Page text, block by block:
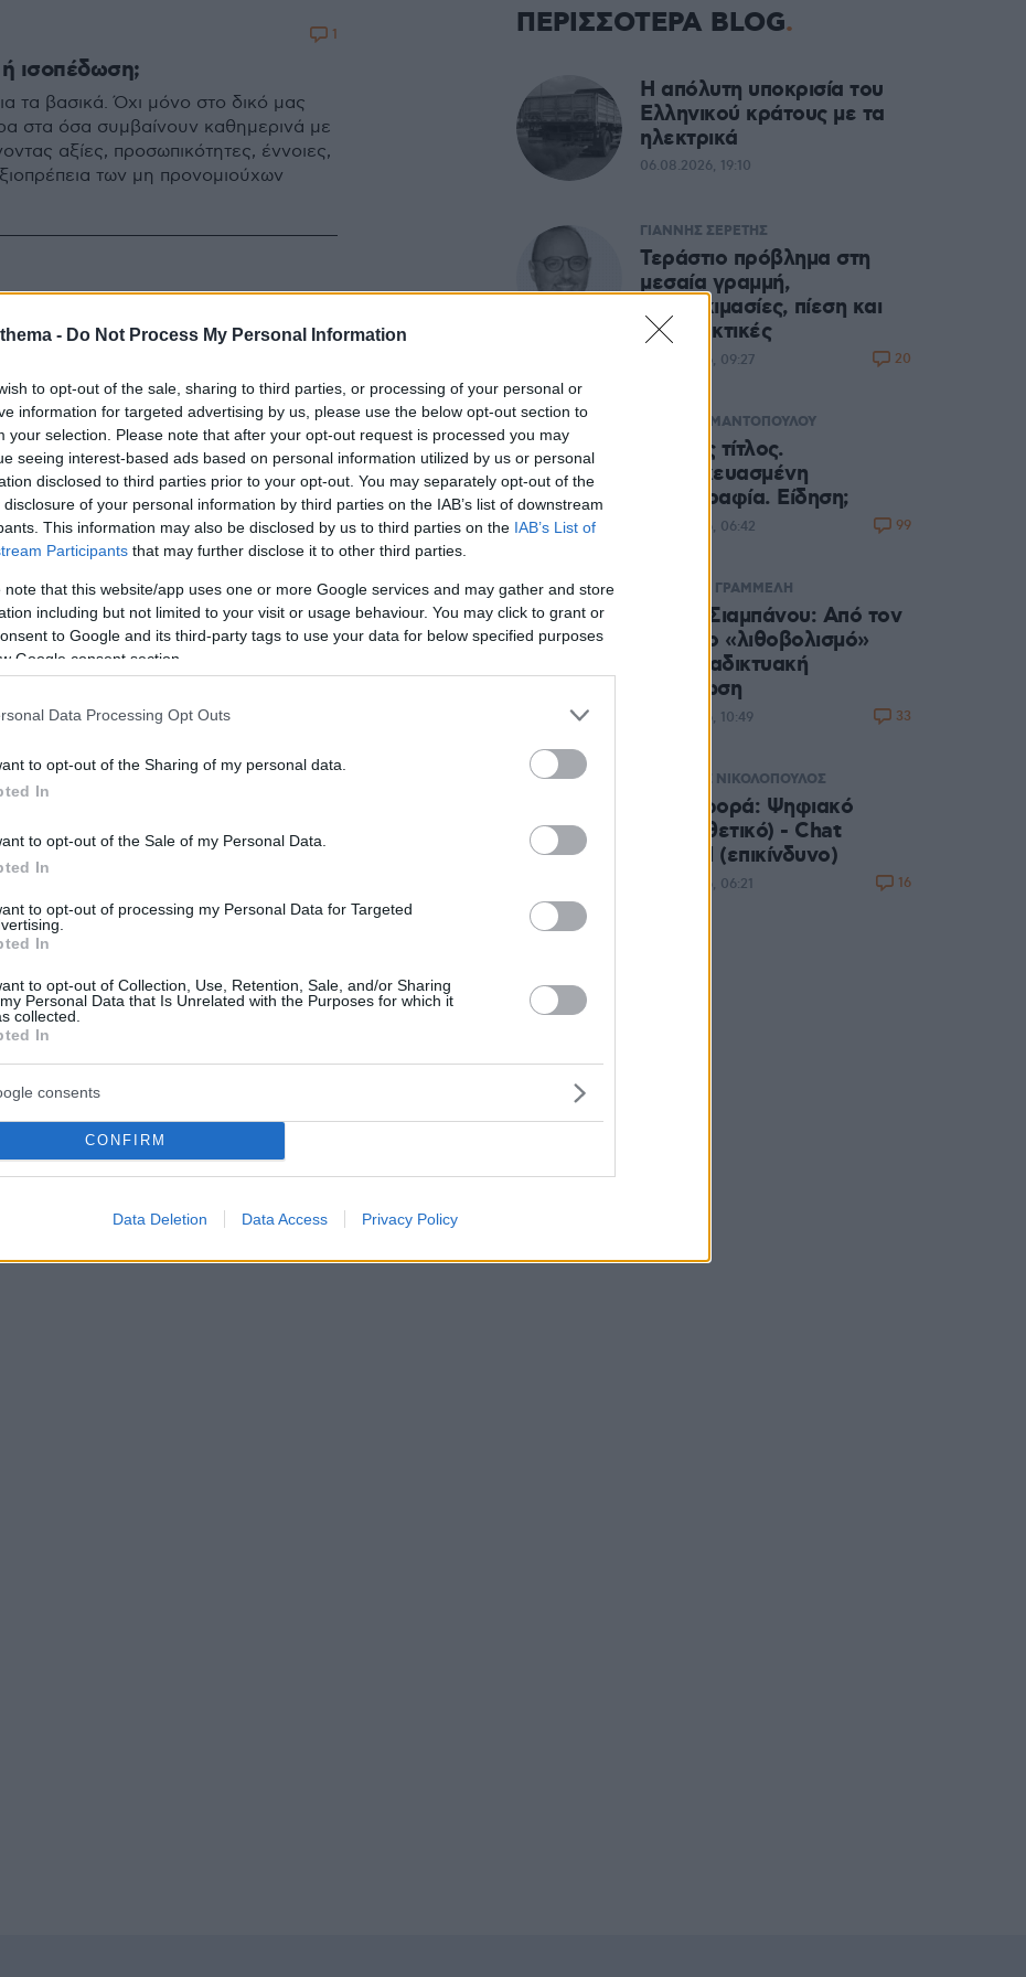
- Do Not Process My Personal Information
to opt-out of the sale, sharing to third parties, or processing of your personal or
information for targeted advertising by us, please use the below opt-out section to
your selection. Please note that after your opt-out request is processed you may
seeing interest-based ads based on personal information utilized by us or personal
disclosed to third parties prior to your opt-out. You may separately opt-out of the
of your personal information by third parties on the IAB’s list of downstream
This information may also be disclosed by us to third parties on the IAB’s List of
Participants that may further disclose it to other third parties.
note that this website/app uses one or more Google services and may gather and store
including but not limited to your visit or usage behaviour. You may click to grant or
to Google and its third-party tags to use your data for below specified purposes
Google consent section.
Data Processing Opt Outs
to opt-out of the Sharing of my personal data.
In
to opt-out of the Sale of my Personal Data.
In
to opt-out of processing my Personal Data for Targeted
In
to opt-out of Collection, Use, Retention, Sale, and/or Sharing
Personal Data that Is Unrelated with the Purposes for which it
collected.
In
consents
CONFIRM
Data Deletion Data Access Privacy Policy
ΠΕΡΙΣΣΟΤΕΡΑ BLOG
Η απόλυτη υποκρισία του
Ελληνικού κράτους με τα
ηλεκτρικά
06.08.2026, 19:10
ΓΙΑΝΝΗΣ ΣΕΡΕΤΗΣ
Τεράστιο πρόβλημα στη
μεσαία γραμμή,
αποδοκιμασίες, πίεση και
εναλλακτικές
06.08.2026, 09:27 20
ΑΝΝΑ ΔΙΑΜΑΝΤΟΠΟΥΛΟΥ
Ψευδής τίτλος.
Κατασκευασμένη
φωτογραφία. Είδηση;
06.08.2026, 06:42 99
ΑΦΡΟΔΙΤΗ ΓΡΑΜΜΕΛΗ
Μαρία Σιαμπάνου: Από τον
δημόσιο «λιθοβολισμό»
στην διαδικτυακή
αποθέωση
05.08.2026, 10:49 33
ΓΡΗΓΟΡΗΣ ΝΙΚΟΛΟΠΟΥΛΟΣ
Μας αφορά: Ψηφιακό
Ευρώ (θετικό) - Chat
Control (επικίνδυνο)
05.08.2026, 06:21 16
ισοπέδωση;
τα βασικά. Όχι μόνο στο δικό μας
στα όσα συμβαίνουν καθημερινά με
αξίες, προσωπικότητες, έννοιες,
των μη προνομιούχων
1